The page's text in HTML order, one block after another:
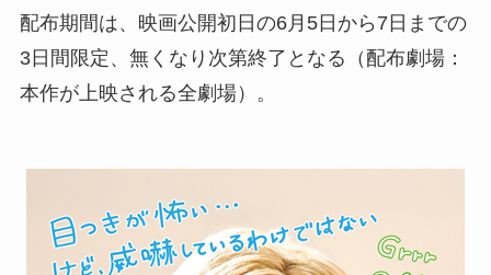
配布期間は、映画公開初日の6月5日から7日までの
3日間限定、無くなり次第終了となる（配布劇場：
本作が上映される全劇場）。